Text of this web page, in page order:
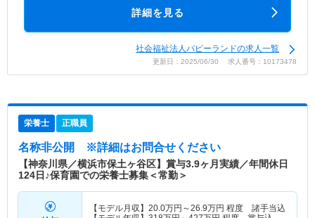
詳細を見る
社会福祉法人パピーランドの求人一覧
更新日：2025/06/30 求人番号：10173478
栄養士 正職員
名称非公開 ※詳細はお問合せください
【神奈川県／横浜市保土ヶ谷区】賞与3.9ヶ月実績／年間休日
124日♪保育園での栄養士募集＜常勤＞
【モデル月収】 20.0万円～26.9万円 程度 諸手当込